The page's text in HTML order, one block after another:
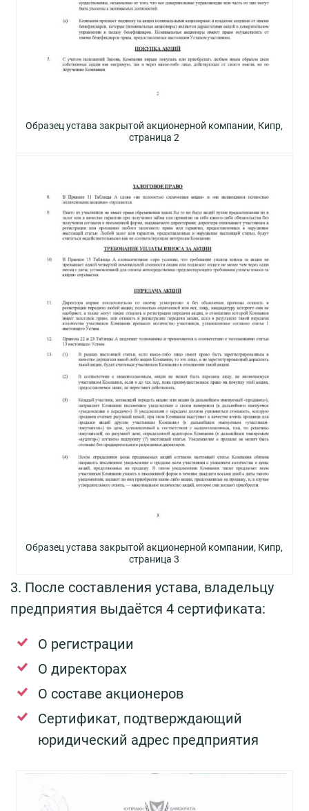
Образец устава закрытой акционерной компании, Кипр,
страница 2
Образец устава закрытой акционерной компании, Кипр,
страница 3
3. После составления устава, владельцу
предприятия выдаётся 4 сертификата:
О регистрации
О директорах
О составе акционеров
Сертификат, подтверждающий
юридический адрес предприятия